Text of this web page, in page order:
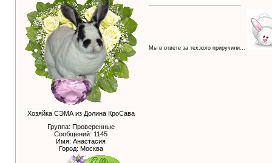
Хозяйка СЭМА из Долина КроСава
Группа: Проверенные
Сообщений: 1145
Имя: Анастасия
Город: Москва
Мы в ответе за тех,кого приручили...